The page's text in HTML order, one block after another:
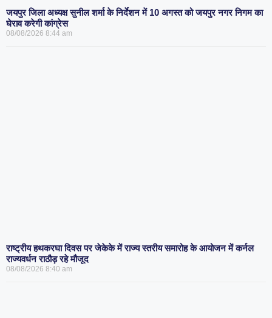
जयपुर जिला अध्यक्ष सुनील शर्मा के निर्देशन में 10 अगस्त को जयपुर नगर निगम का
घेराव करेगी कांग्रेस
08/08/2026 8:44 am
राष्ट्रीय हथकरघा दिवस पर जेकेके में राज्य स्तरीय समारोह के आयोजन में कर्नल
राज्यवर्धन राठौड़ रहे मौजूद
08/08/2026 8:40 am